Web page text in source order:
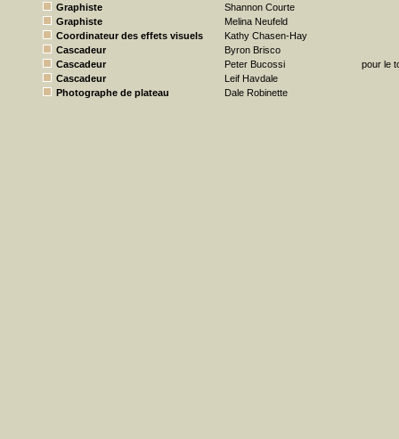
Graphiste
Shannon Courte
Graphiste
Melina Neufeld
Coordinateur des effets visuels
Kathy Chasen-Hay
Cascadeur
Byron Brisco
Cascadeur
Peter Bucossi
pour le
Cascadeur
Leif Havdale
Photographe de plateau
Dale Robinette